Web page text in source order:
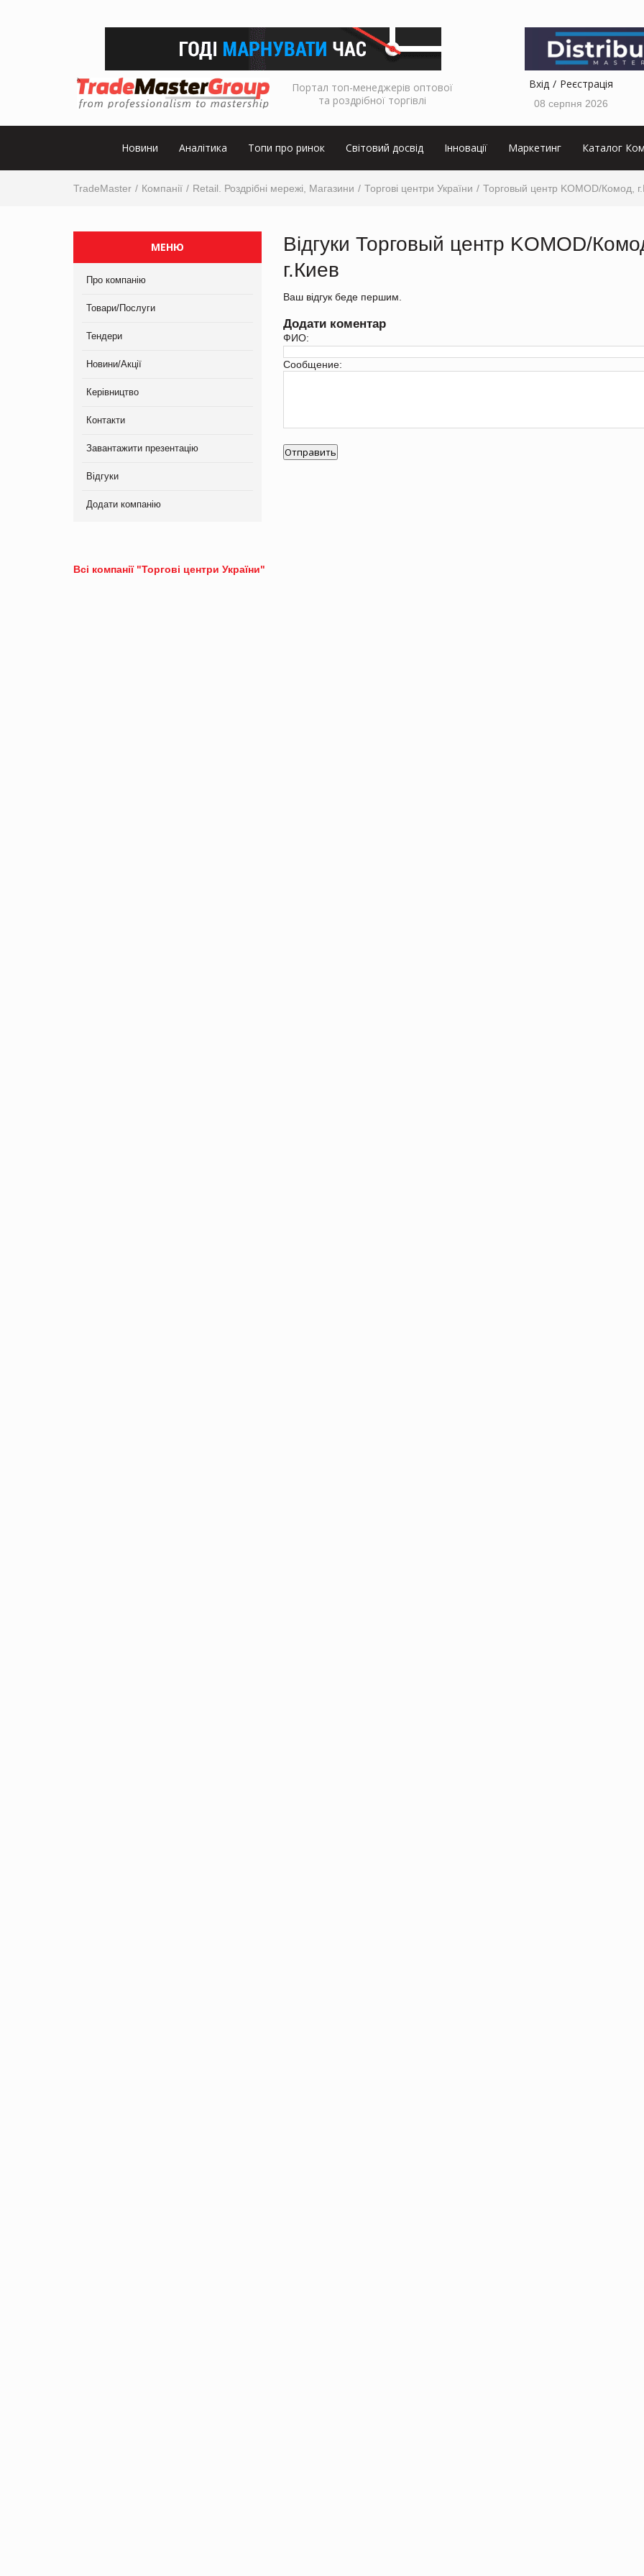
Портал топ-менеджерів оптової
та роздрібної торгівлі
Вхід Реєстрація
08 серпня 2026
Новини Аналітика Топи про ринок Світовий досвід Інновації Маркетинг Каталог
TradeMaster Компанії Retail. Роздрібні мережі, Магазини Торгові центри України Торговый центр KOMOD/Комод,
МЕНЮ
Про компанію
Товари/Послуги
Тендери
Новини/Акції
Керівництво
Контакти
Завантажити презентацію
Відгуки
Додати компанію
Відгуки Торговый центр KOMOD/
г.Киев
Ваш відгук беде першим.
Додати коментар
ФИО:
Сообщение:
Всі компанії "Торгові центри України"